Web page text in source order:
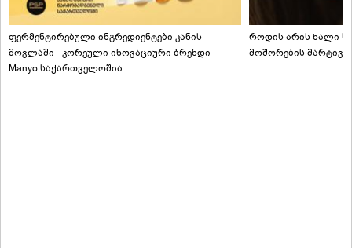
ფერმენტირებული ინგრედიენტები კანის
მოვლაში - კორეული ინოვაციური ბრენდი
Manyo საქართველოშია
როდის არის ხალი
მოშორების